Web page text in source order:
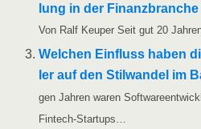
lung in der
Von Ralf Keu­per Seit gut 20
Wel­chen Ein­fluss haben
ler auf den Stil­wan­del im
gen Jah­ren waren
Fintech-Startups…